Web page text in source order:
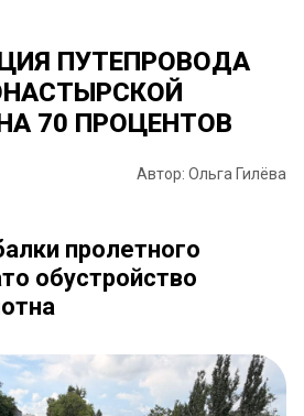
ПУТЕПРОВОДА
70 ПРОЦЕНТОВ
Автор: Ольга Гилёва
пролетного
обустройство